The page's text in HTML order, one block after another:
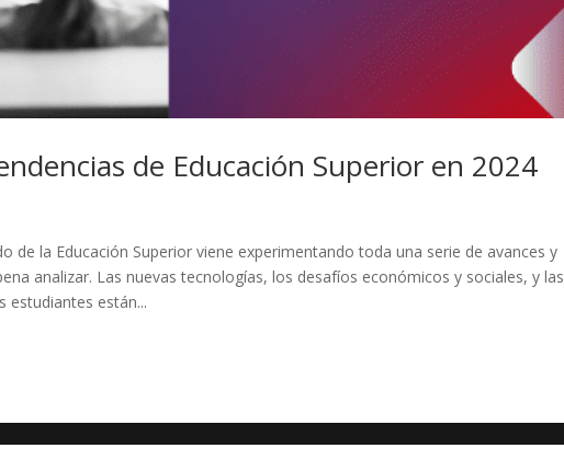
de Educación Superior en 2024
de la Educación Superior viene experimentando toda una serie de avances y
analizar. Las nuevas tecnologías, los desafíos económicos y sociales, y las
estudiantes están...